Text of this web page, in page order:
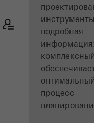
подробная
оптимальный
процесс